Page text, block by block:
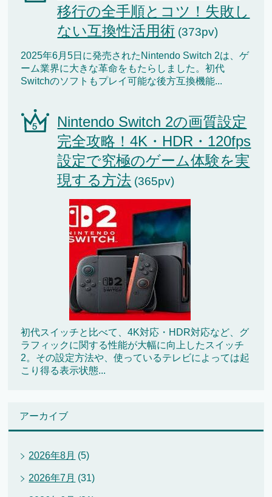
移行の全手順とコツ！失敗し
ない互換性活用術 (373pv)
2025年6月5日に発売されたNintendo Switch 2は、ゲ
ーム業界に大きな革命をもたらしました。初代
Switchのソフトもプレイ可能な後方互換機能...
Nintendo Switch 2の画質設定
完全攻略！4K・HDR・120fps
設定で究極のゲーム体験を実
現する方法 (365pv)
初代スイッチと比べて、4K対応・HDR対応など、グ
ラフィックに関する性能が大幅に向上したスイッチ
2。その設定方法や、使っているテレビによっては起
こり得る表示状態...
アーカイブ
2026年8月 (5)
2026年7月 (31)